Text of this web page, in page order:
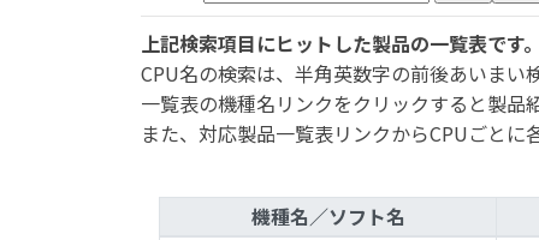
上記検索項目にヒットした製品の一覧表です。
CPU名の検索は、半角英数字の前後あいまい
一覧表の機種名リンクをクリックすると製品
また、対応製品一覧表リンクからCPUごとに
機種名／ソフト名